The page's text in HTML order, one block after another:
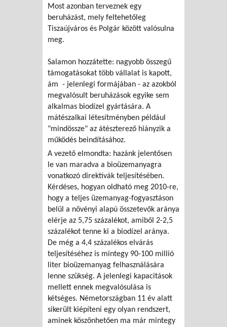
Most azonban terveznek egy
beruházást, mely feltehetőleg
Tiszaújváros és Polgár között valósulna
meg.
Salamon hozzátette: nagyobb összegű
támogatásokat több vállalat is kapott,
ám - jelenlegi formájában - az azokból
megvalósult beruházások egyike sem
alkalmas biodízel gyártására. A
mátészalkai létesítményben például
"mindössze" az átészterező hiányzik a
működés beindításához.
A vezető elmondta: hazánk jelentősen
le van maradva a bioüzemanyagra
vonatkozó direktívák teljesítésében.
Kérdéses, hogyan oldható meg 2010-re,
hogy a teljes üzemanyag-fogyasztáson
belül a növényi alapú összetevők aránya
elérje az 5,75 százalékot, amiből 2-2,5
százalékot tenne ki a biodízel aránya.
De még a 4,4 százalékos elvárás
teljesítéséhez is mintegy 90-100 millió
liter bioüzemanyag felhasználására
lenne szükség. A jelenlegi kapacitások
mellett ennek megvalósulása is
kétséges. Németországban 11 év alatt
sikerült kiépíteni egy olyan rendszert,
aminek köszönhetően ma már mintegy